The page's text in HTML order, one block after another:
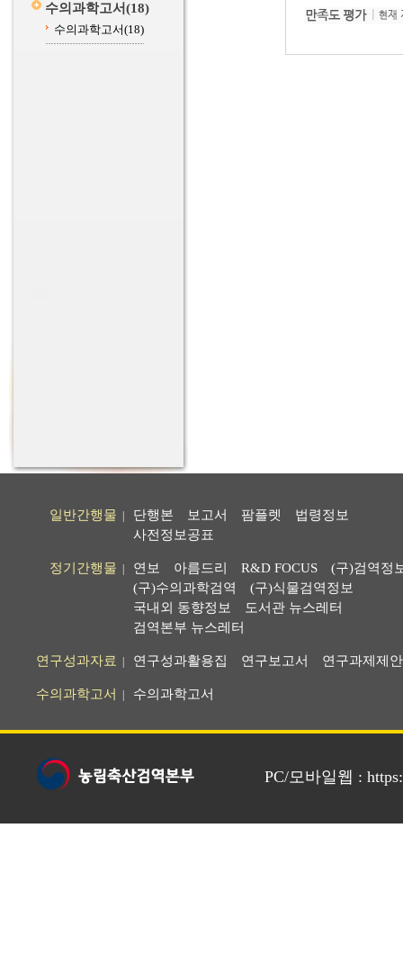
수의과학고서(18)
수의과학고서(18)
일반간행물 단행본 보고서 팜플렛
법령정보
사전정보공표
정기간행물 연보 아름드리 R&D FOCUS
(구)검역정
(구)수의과학검역
(구)식물검역정보
국내외 동향정보
도서관 뉴스레터
검역본부 뉴스레터
연구성과자료 연구성과활용집 연구보고서 연구과제제
수의과학고서 수의과학고서
PC/모바일웹 :